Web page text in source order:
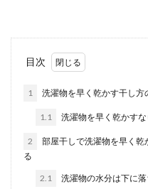
カーテ
生地には
目次
1 洗濯物を早く乾かす干し方
1.1 洗濯物を早く乾かす
2
部屋干しで洗濯物を早く乾
る
2.1 洗濯物の水分は下に